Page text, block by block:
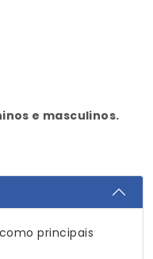
e masculinos.
principais